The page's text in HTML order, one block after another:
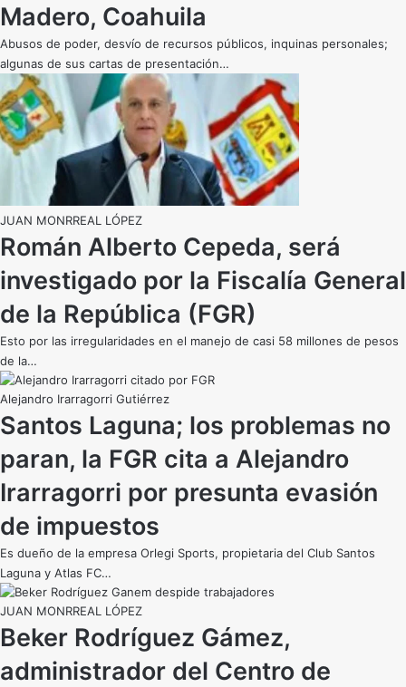
Madero, Coahuila
Abusos de poder, desvío de recursos públicos, inquinas personales;
algunas de sus cartas de presentación…
JUAN MONRREAL LÓPEZ
Román Alberto Cepeda, será
investigado por la Fiscalía General
de la República (FGR)
Esto por las irregularidades en el manejo de casi 58 millones de pesos
de la…
Alejandro Irarragorri Gutiérrez
Santos Laguna; los problemas no
paran, la FGR cita a Alejandro
Irarragorri por presunta evasión
de impuestos
Es dueño de la empresa Orlegi Sports, propietaria del Club Santos
Laguna y Atlas FC…
JUAN MONRREAL LÓPEZ
Beker Rodríguez Gámez,
administrador del Centro de